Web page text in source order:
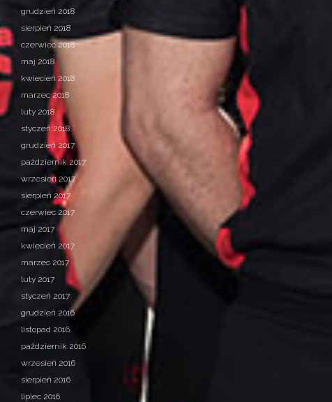
grudzień 2018
sierpień 2018
czerwiec 2018
maj 2018
kwiecień 2018
marzec 2018
luty 2018
styczeń 2018
grudzień 2017
październik 2017
wrzesień 2017
sierpień 2017
czerwiec 2017
maj 2017
kwiecień 2017
marzec 2017
luty 2017
styczeń 2017
grudzień 2016
listopad 2016
październik 2016
wrzesień 2016
sierpień 2016
lipiec 2016